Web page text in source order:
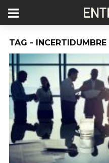
TAG - INCERTIDUMBRE